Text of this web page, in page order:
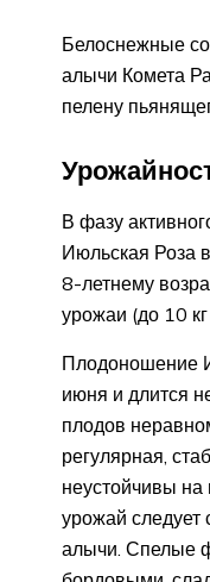
Белоснежные
алычи Комета
пелену
В фазу
Июльская Роза
8-летнему
урожаи (до 10
Плодоношение
июня и длится
плодов
регулярная,
неустойчивы на
урожай следует
алычи. Спелые